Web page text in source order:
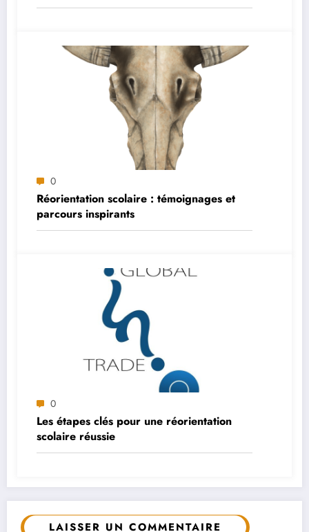
0
Réorientation scolaire : témoignages et
parcours inspirants
0
Les étapes clés pour une réorientation
scolaire réussie
LAISSER UN COMMENTAIRE